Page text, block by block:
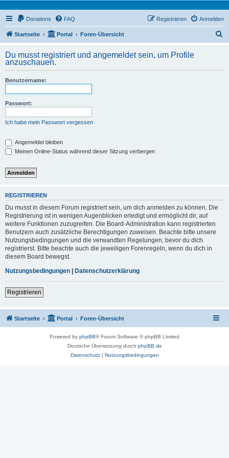
Donations FAQ Anmelden
Registrieren
Startseite Portal Foren-Übersicht
h
Du musst registriert und angemeldet sein, um Profile
anzuschauen.
Benutzername:
Passwort:
Ich habe mein Passwort vergessen
Angemeldet bleiben
Meinen Online-Status während dieser Sitzung verbergen
REGISTRIEREN
Du musst in diesem Forum registriert sein, um dich anmelden zu können. Die
Registrierung ist in wenigen Augenblicken erledigt und ermöglicht dir, auf
weitere Funktionen zuzugreifen. Die Board-Administration kann registrierten
Benutzern auch zusätzliche Berechtigungen zuweisen. Beachte bitte unsere
Nutzungsbedingungen und die verwandten Regelungen, bevor du dich
registrierst. Bitte beachte auch die jeweiligen Forenregeln, wenn du dich in
diesem Board bewegst.
Nutzungsbedingungen | Datenschutzerklärung
Registrieren
Startseite Portal Foren-Übersicht
Powered by phpBB® Forum Software © phpBB Limited
Deutsche Übersetzung durch phpBB.de
Datenschutz| Nutzungsbedingungen